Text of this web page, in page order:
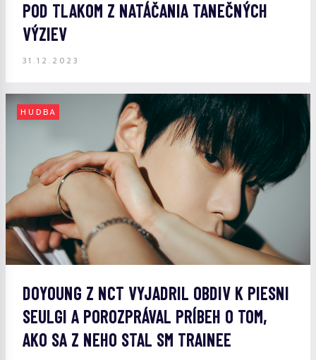
POD TLAKOM Z NATÁČANIA TANEČNÝCH
VÝZIEV
31.12.2023
HUDBA
DOYOUNG Z NCT VYJADRIL OBDIV K PIESNI
SEULGI A POROZPRÁVAL PRÍBEH O TOM,
AKO SA Z NEHO STAL SM TRAINEE